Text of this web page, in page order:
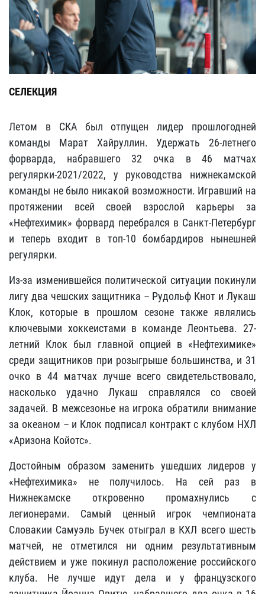
СЕЛЕКЦИЯ
Летом в СКА был отпущен лидер прошлогодней
команды Марат Хайруллин. Удержать 26-летнего
форварда, набравшего 32 очка в 46 матчах
регулярки-2021/2022, у руководства нижнекамской
команды не было никакой возможности. Игравший на
протяжении всей своей взрослой карьеры за
«Нефтехимик» форвард перебрался в Санкт-Петербург
и теперь входит в топ-10 бомбардиров нынешней
регулярки.
Из-за изменившейся политической ситуации покинули
лигу два чешских защитника – Рудольф Кнот и Лукаш
Клок, которые в прошлом сезоне также являлись
ключевыми хоккеистами в команде Леонтьева. 27-
летний Клок был главной опцией в «Нефтехимике»
среди защитников при розыгрыше большинства, и 31
очко в 44 матчах лучше всего свидетельствовало,
насколько удачно Лукаш справлялся со своей
задачей. В межсезонье на игрока обратили внимание
за океаном – и Клок подписал контракт с клубом НХЛ
«Аризона Койотс».
Достойным образом заменить ушедших лидеров у
«Нефтехимика» не получилось. На сей раз в
Нижнекамске откровенно промахнулись с
легионерами. Самый ценный игрок чемпионата
Словакии Самуэль Бучек отыграл в КХЛ всего шесть
матчей, не отметился ни одним результативным
действием и уже покинул расположение российского
клуба. Не лучше идут дела и у французского